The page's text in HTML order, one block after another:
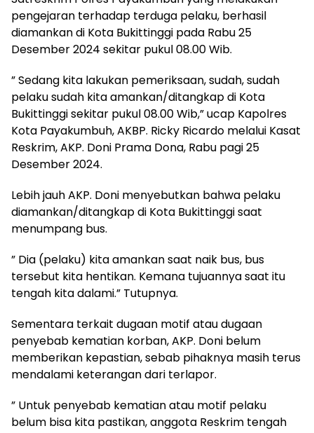
pengejaran terhadap terduga pelaku, berhasil
diamankan di Kota Bukittinggi pada Rabu 25
Desember 2024 sekitar pukul 08.00 Wib.
” Sedang kita lakukan pemeriksaan, sudah, sudah
pelaku sudah kita amankan/ditangkap di Kota
Bukittinggi sekitar pukul 08.00 Wib,” ucap Kapolres
Kota Payakumbuh, AKBP. Ricky Ricardo melalui Kasat
Reskrim, AKP. Doni Prama Dona, Rabu pagi 25
Desember 2024.
Lebih jauh AKP. Doni menyebutkan bahwa pelaku
diamankan/ditangkap di Kota Bukittinggi saat
menumpang bus.
” Dia (pelaku) kita amankan saat naik bus, bus
tersebut kita hentikan. Kemana tujuannya saat itu
tengah kita dalami.” Tutupnya.
Sementara terkait dugaan motif atau dugaan
penyebab kematian korban, AKP. Doni belum
memberikan kepastian, sebab pihaknya masih terus
mendalami keterangan dari terlapor.
” Untuk penyebab kematian atau motif pelaku
belum bisa kita pastikan, anggota Reskrim tengah